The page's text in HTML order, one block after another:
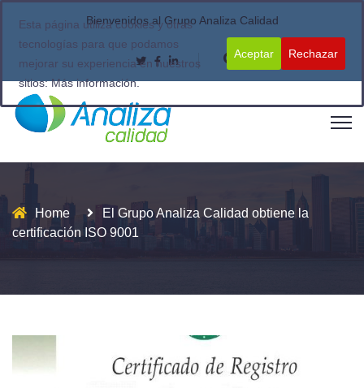
Bienvenidos al Grupo Analiza Calidad
Home
El Grupo Analiza Calidad obtiene la
certificación ISO 9001
Esta página utiliza cookies y otras
tecnologías para que podamos
mejorar su experiencia en nuestros
sitios:Más información.
Aceptar Rechazar